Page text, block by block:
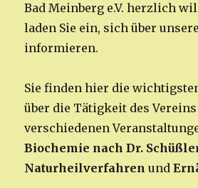
Bad Meinberg e.V. herzlich
laden Sie ein, sich über
informieren.
Sie finden hier die
über die Tätigkeit des
verschiedenen
Biochemie nach Dr.
Naturheilverfahren und